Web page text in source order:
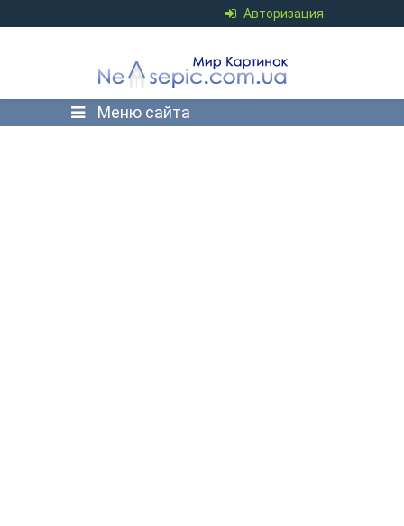
Авторизация
Меню сайта